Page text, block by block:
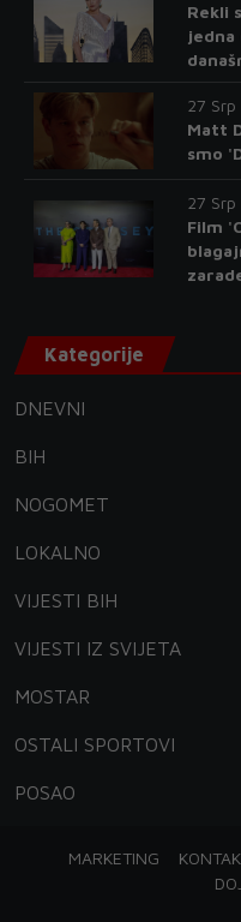
Rekli
jedna
27
Matt
smo
27
Film
Kategorije
DNEVNI
BIH
NOGOMET
LOKALNO
VIJESTI BIH
VIJESTI IZ SVIJETA
MOSTAR
OSTALI SPORTOVI
POSAO
MARKETING